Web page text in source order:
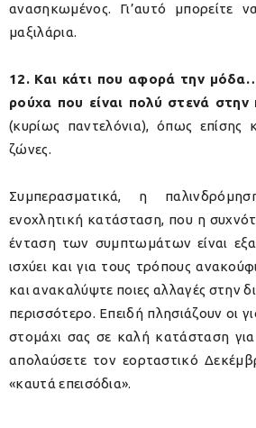
ανασηκωμένος. Γι’αυτό μπορείτε
μαξιλάρια.
12. Και κάτι που αφορά την
ρούχα που είναι πολύ στενά στην
(κυρίως παντελόνια), όπως επίσης
ζώνες.
Συμπερασματικά, η
ενοχλητική κατάσταση, που η
ένταση των συμπτωμάτων είναι
ισχύει και για τους τρόπους
και ανακαλύψτε ποιες αλλαγές στην
περισσότερο. Επειδή πλησιάζουν οι
στομάχι σας σε καλή κατάσταση
απολαύσετε τον εορταστικό
«καυτά επεισόδια».